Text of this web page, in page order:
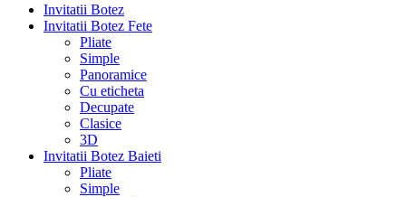
Invitatii Botez
Invitatii Botez Fete
Pliate
Simple
Panoramice
Cu eticheta
Decupate
Clasice
3D
Invitatii Botez Baieti
Pliate
Simple